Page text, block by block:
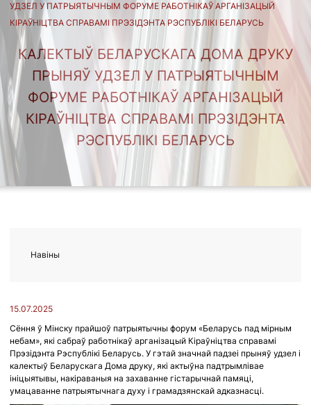
УДЗЕЛ У ПАТРЫЯТЫЧНЫМ ФОРУМЕ РАБОТНІКАЎ АРГАНІЗАЦЫЙ
КІРАЎНІЦТВА СПРАВАМІ ПРЭЗІДЭНТА РЭСПУБЛІКІ БЕЛАРУСЬ
КАЛЕКТЫЎ БЕЛАРУСКАГА ДОМА ДРУКУ
ПРЫНЯЎ УДЗЕЛ У ПАТРЫЯТЫЧНЫМ
ФОРУМЕ РАБОТНІКАЎ АРГАНІЗАЦЫЙ
КІРАЎНІЦТВА СПРАВАМІ ПРЭЗІДЭНТА
РЭСПУБЛІКІ БЕЛАРУСЬ
15.07.2025
Сёння ў Мінску прайшоў патрыятычны форум «Беларусь пад мірным
небам», які сабраў работнікаў арганізацый Кіраўніцтва справамі
Прэзідэнта Рэспублікі Беларусь. У гэтай значнай падзеі прыняў удзел і
калектыў Беларускага Дома друку, які актыўна падтрымлівае
ініцыятывы, накіраваныя на захаванне гістарычнай памяці,
умацаванне патрыятычнага духу і грамадзянскай адказнасці.
Навіны